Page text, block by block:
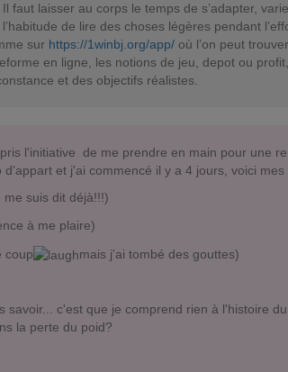
faut laisser au corps le temps de s’adapter,
de lire des choses légères pendant
sur https://1winbj.org/app/ où l’on peut
en ligne, les notions de jeu, depot ou
et des objectifs réalistes.
l'initiative de me prendre en main pour une
et j'ai commencé il y a 4 jours, voici mes
me suis dit déjà!!!)
à me plaire)
coup
mais j'ai tombé des gouttes)
savoir... c'est que je comprend rien à l'histoire
la perte du poid?